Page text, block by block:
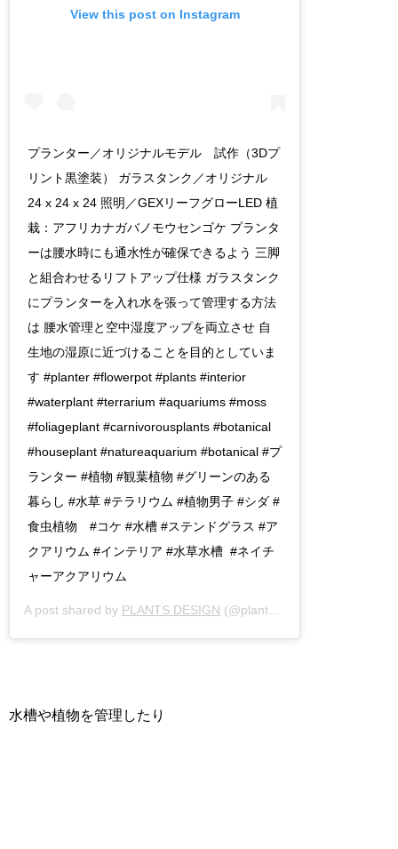
View this post on Instagram
プランター／オリジナルモデル 試作（3Dプ
リント黒塗装） ガラスタンク／オリジナル
24 x 24 x 24 照明／GEXリーフグローLED 植
栽：アフリカナガバノモウセンゴケ プランタ
ーは腰水時にも通水性が確保できるよう 三脚
と組合わせるリフトアップ仕様 ガラスタンク
にプランターを入れ水を張って管理する方法
は 腰水管理と空中湿度アップを両立させ 自
生地の湿原に近づけることを目的としていま
す #planter #flowerpot #plants #interior
#waterplant #terrarium #aquariums #moss
#foliageplant #carnivorousplants #botanical
#houseplant #natureaquarium #botanical #プ
ランター #植物 #観葉植物 #グリーンのある
暮らし #水草 #テラリウム #植物男子 #シダ #
食虫植物 #コケ #水槽 #ステンドグラス #ア
クアリウム #インテリア #水草水槽 #ネイチ
ャーアクアリウム
A post shared by PLANTS DESIGN (@plantsdesign.jp) on
水槽や植物を管理したり